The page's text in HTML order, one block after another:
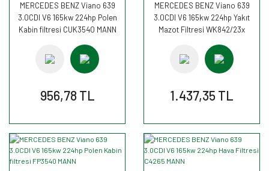
MERCEDES BENZ Viano 639
3.0CDI V6 165kw 224hp Polen
Kabin filtresi CUK3540 MANN
956,78 TL
MERCEDES BENZ Viano 639
3.0CDI V6 165kw 224hp Yakıt
Mazot Filtresi WK842/23x
1.437,35 TL